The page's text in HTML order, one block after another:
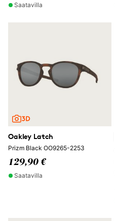
Saatavilla
Oakley Latch
Prizm Black OO9265-2253
129,90 €
Saatavilla